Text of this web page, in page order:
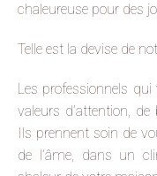
chaleureuse pour des
Telle est la devise de
Les professionnels
valeurs d’attention, de
Ils prennent soin de
de l’âme, dans un